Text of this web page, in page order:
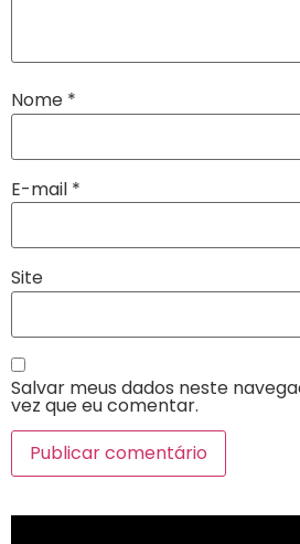
Nome *
E-mail *
Site
Salvar meus dados neste
vez que eu comentar.